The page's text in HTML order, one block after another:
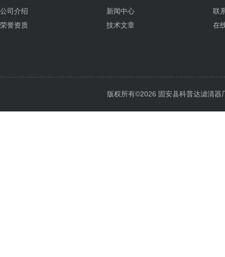
公司介绍
荣誉资质
新闻中心
技术文章
联
在
版权所有©2026 固安县科普达滤清